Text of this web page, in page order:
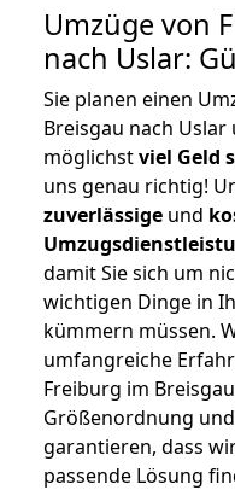
Umzüge von
nach Uslar:
Sie planen einen
Breisgau nach
möglichstviel Geld
uns genau richtig!
zuverlässige und
damit Sie sich um
wichtigen Dinge in
kümmern müssen.
umfangreiche
Freiburg im
Größenordnung
garantieren, dass
passende Lösung